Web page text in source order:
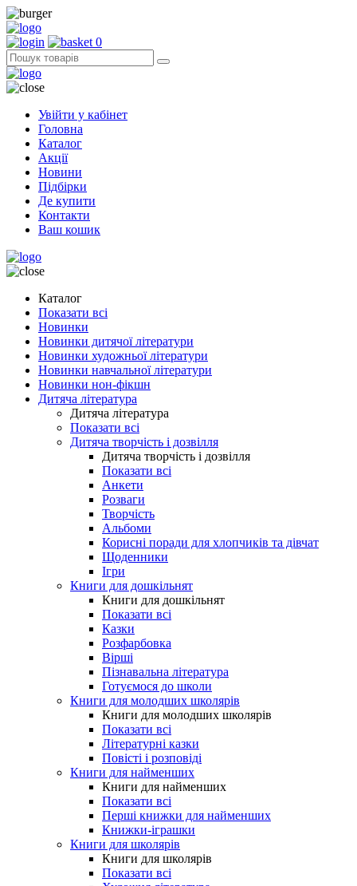
0
Увійти у кабінет
Головна
Каталог
Акції
Новини
Підбірки
Де купити
Контакти
Ваш кошик
Каталог
Показати всі
Новинки
Новинки дитячої літератури
Новинки художньої літератури
Новинки навчальної літератури
Новинки нон-фікшн
Дитяча література
Дитяча література
Показати всі
Дитяча творчість і дозвілля
Дитяча творчість і дозвілля
Показати всі
Анкети
Розваги
Творчість
Альбоми
Корисні поради для хлопчиків та дівчат
Щоденники
Ігри
Книги для дошкільнят
Книги для дошкільнят
Показати всі
Казки
Розфарбовка
Вірші
Пізнавальна література
Готуємося до школи
Книги для молодших школярів
Книги для молодших школярів
Показати всі
Літературні казки
Повісті і розповіді
Книги для найменших
Книги для найменших
Показати всі
Перші книжки для найменших
Книжки-іграшки
Книги для школярів
Книги для школярів
Показати всі